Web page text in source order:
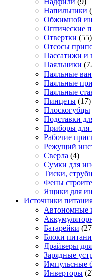
Напильники
Обжимной
Оптические
Отвертки (55)
Отсосы
Пассатижи и
Паяльники
Паяльные
Паяльные
Паяльные
Пинцеты (17)
Плоскогубцы
Подставки
Приборы для
Рабочие
Режущий
Сверла (4)
Сумки для
Тиски,
Фены
Ящики для
Источники
Автономные
Батарейки
Блоки
Драйверы
Зарядные
Импульсные
Инверторы